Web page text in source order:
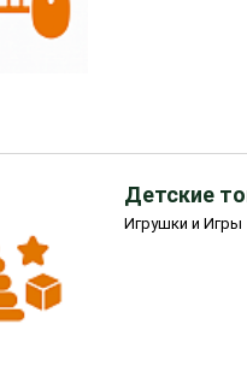
Детские
Игрушки и Игры